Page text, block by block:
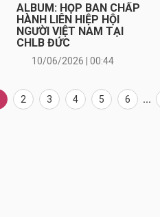
ALBUM: HỌP BAN CHẤP
HÀNH LIÊN HIỆP HỘI
NGƯỜI VIỆT NAM TẠI
CHLB ĐỨC
10/06/2026 | 00:44
2 3 4 5 6 ...